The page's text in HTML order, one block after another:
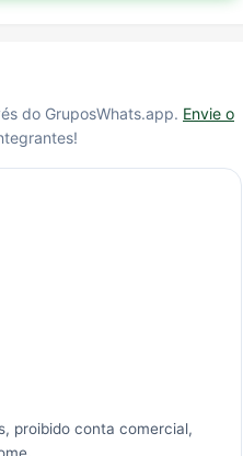
do GruposWhats.app. Envie o
proibido conta comercial,